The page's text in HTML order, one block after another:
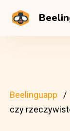
Beelinguapp
czy